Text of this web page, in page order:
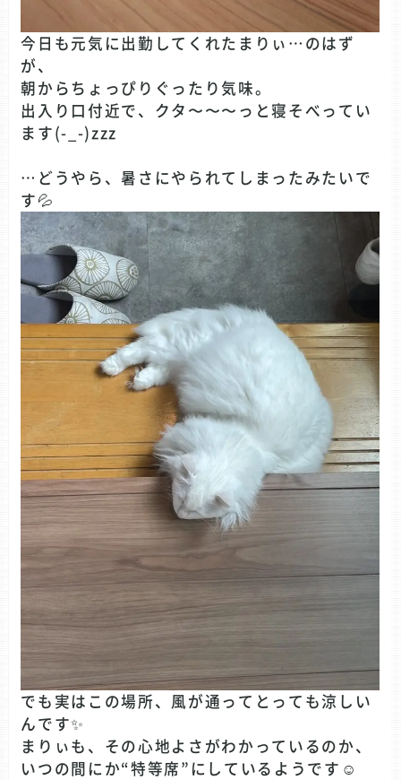
今日も元気に出勤してくれたまりぃ…のはず
が、
朝からちょっぴりぐったり気味。
出入り口付近で、クタ〜〜〜っと寝そべってい
ます(-_-)zzz
…どうやら、暑さにやられてしまったみたいで
す💦
でも実はこの場所、風が通ってとっても涼しい
んです✨
まりぃも、その心地よさがわかっているのか、
いつの間にか“特等席”にしているようです☺️